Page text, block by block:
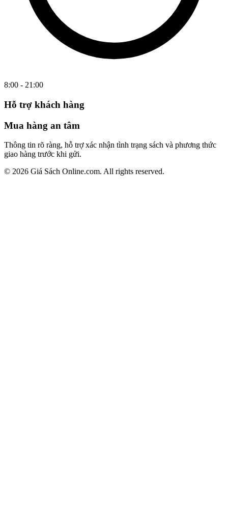
8:00 - 21:00
Hỗ trợ khách hàng
Mua hàng an tâm
Thông tin rõ ràng, hỗ trợ xác nhận tình trạng sách và phương thức
giao hàng trước khi gửi.
© 2026 Giá Sách Online.com. All rights reserved.